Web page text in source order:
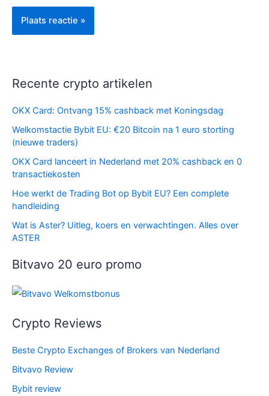
Recente crypto artikelen
OKX Card: Ontvang 15% cashback met Koningsdag
Welkomstactie Bybit EU: €20 Bitcoin na 1 euro storting
(nieuwe traders)
OKX Card lanceert in Nederland met 20% cashback en 0
transactiekosten
Hoe werkt de Trading Bot op Bybit EU? Een complete
handleiding
Wat is Aster? Uitleg, koers en verwachtingen. Alles over
ASTER
Bitvavo 20 euro promo
Crypto Reviews
Beste Crypto Exchanges of Brokers van Nederland
Bitvavo Review
Bybit review